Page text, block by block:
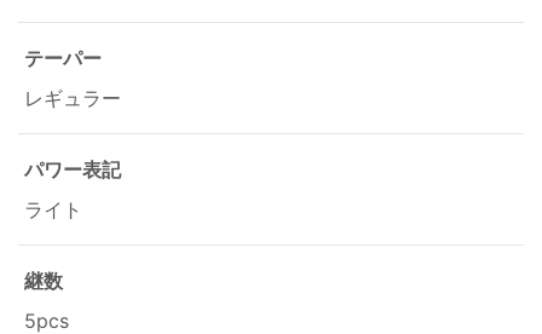
テーパー
レギュラー
パワー表記
ライト
継数
5pcs